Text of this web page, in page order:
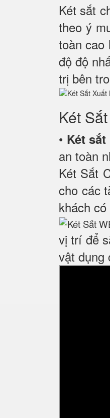
Két sắt
theo ý
toàn cao
độ độ
trị bên
Két
• Két
an toàn
Két Sắt
cho các
khách
vị trí để
vật dụng